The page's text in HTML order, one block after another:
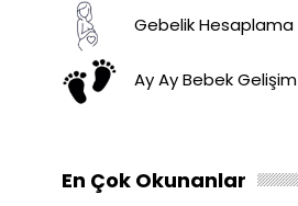
Gebelik Hesaplama
Ay Ay Bebek Gelişim
En Çok Okunanlar